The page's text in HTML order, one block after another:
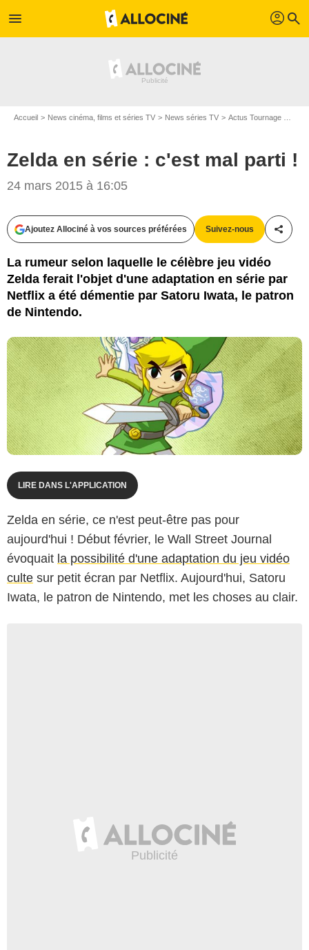
menu profil search
Accueil News cinéma, films et séries TV News séries TV Actus Tournage Séries TV
Zelda en série : c'est mal parti !
24 mars 2015 à 16:05
Ajoutez Allociné à vos sources préférées Suivez-nous
La rumeur selon laquelle le célèbre jeu vidéo
Zelda ferait l'objet d'une adaptation en série par
Netflix a été démentie par Satoru Iwata, le patron
de Nintendo.
Nintendo
LIRE DANS L'APPLICATION
Zelda en série, ce n'est peut-être pas pour
aujourd'hui ! Début février, le Wall Street Journal
évoquait la possibilité d'une adaptation du jeu vidéo
culte sur petit écran par Netflix. Aujourd'hui, Satoru
Iwata, le patron de Nintendo, met les choses au clair.